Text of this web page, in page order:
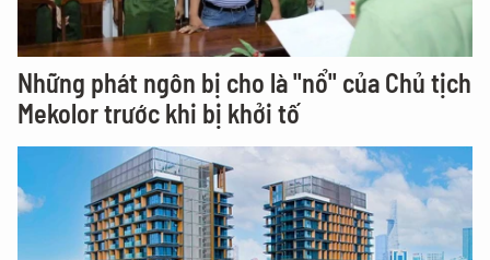
Những phát ngôn bị cho là "nổ" của Chủ tịch
Mekolor trước khi bị khởi tố